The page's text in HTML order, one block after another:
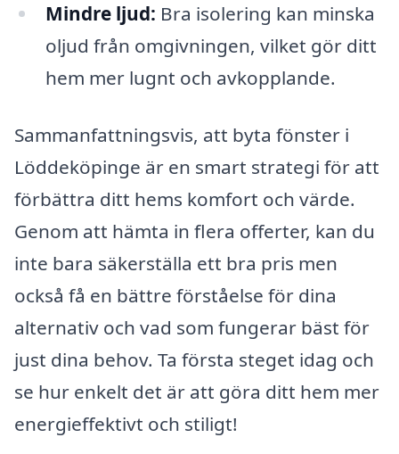
Mindre ljud: Bra isolering kan minska
oljud från omgivningen, vilket gör ditt
hem mer lugnt och avkopplande.
Sammanfattningsvis, att byta fönster i
Löddeköpinge är en smart strategi för att
förbättra ditt hems komfort och värde.
Genom att hämta in flera offerter, kan du
inte bara säkerställa ett bra pris men
också få en bättre förståelse för dina
alternativ och vad som fungerar bäst för
just dina behov. Ta första steget idag och
se hur enkelt det är att göra ditt hem mer
energieffektivt och stiligt!